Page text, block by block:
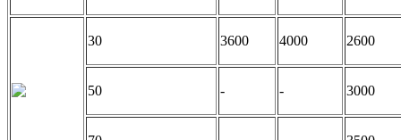
30 3600 4000 2600
50 - - 3000